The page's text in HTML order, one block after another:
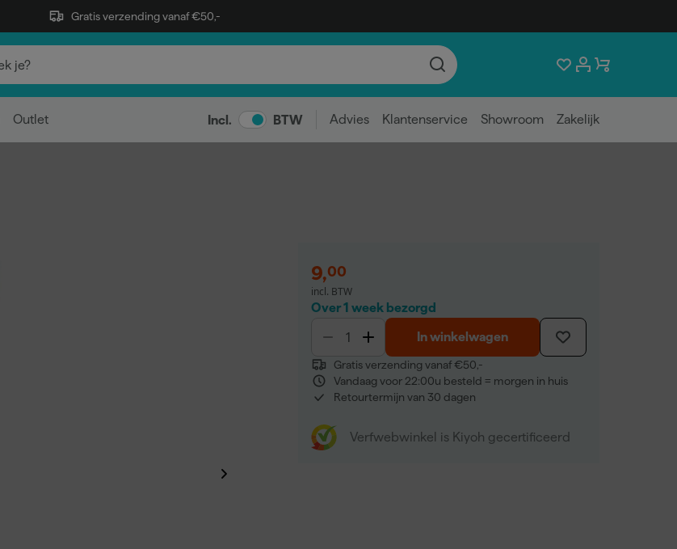
Gratis verzending vanaf €50,-
Outlet Incl. BTW Advies Klantenservice Showroom Zakelijk
9,00
incl. BTW
Over 1 week bezorgd
In winkelwagen
Gratis verzending vanaf €50,-
Vandaag voor 22:00u besteld = morgen in huis
Retourtermijn van 30 dagen
Verfwebwinkel is Kiyoh gecertificeerd